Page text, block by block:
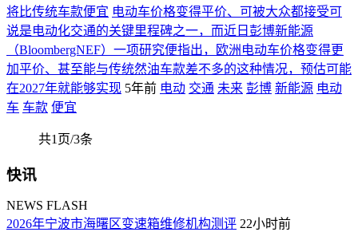
将比传统车款便宜 电动车价格变得平价、可被大众都接受可
说是电动化交通的关键里程碑之一，而近日彭博新能源
（BloombergNEF）一项研究便指出，欧洲电动车价格变得更
加平价、甚至能与传统然油车款差不多的这种情况，预估可能
在2027年就能够实现 5年前 电动 交通 未来 彭博 新能源 电动
车 车款 便宜
共1页/3条
快讯
NEWS FLASH
2026年宁波市海曙区变速箱维修机构测评 22小时前